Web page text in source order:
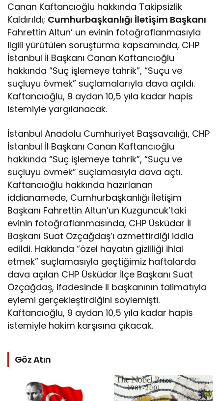
Canan Kaftancıoğlu hakkında Takipsizlik
Kaldırıldı; Cumhurbaşkanlığı İletişim Başkanı
Fahrettin Altun’ un evinin fotoğraflanmasıyla
ilgili yürütülen soruşturma kapsamında, CHP
İstanbul İl Başkanı Canan Kaftancıoğlu
hakkında “Suç işlemeye tahrik”, “Suçu ve
suçluyu övmek” suçlamalarıyla dava açıldı.
Kaftancıoğlu, 9 aydan 10,5 yıla kadar hapis
istemiyle yargılanacak.
İstanbul Anadolu Cumhuriyet Başsavcılığı, CHP
İstanbul İl Başkanı Canan Kaftancıoğlu
hakkında “Suç işlemeye tahrik”, “Suçu ve
suçluyu övmek” suçlamasıyla dava açtı.
Kaftancıoğlu hakkında hazırlanan
iddianamede, Cumhurbaşkanlığı İletişim
Başkanı Fahrettin Altun’un Kuzguncuk’taki
evinin fotoğraflanmasında, CHP Üsküdar İl
Başkanı Suat Özçağdaş’ı azmettirdiği iddia
edildi. Hakkında “özel hayatın gizliliği ihlal
etmek” suçlamasıyla geçtiğimiz haftalarda
dava açılan CHP Üsküdar İlçe Başkanı Suat
Özçağdaş, ifadesinde il başkanının talimatıyla
eylemi gerçekleştirdiğini söylemişti.
Kaftancıoğlu, 9 aydan 10,5 yıla kadar hapis
istemiyle hakim karşısına çıkacak.
Göz Atın